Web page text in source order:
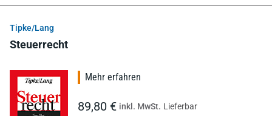
Tipke/Lang
Steuerrecht
Mehr erfahren
89,80 € inkl. MwSt. Lieferbar